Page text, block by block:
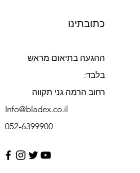
כתובתינו
ההגעה בתיאום מראש
בלבד:
רחוב הרמה גני תקווה
Info@bladex.co.il
052-6399900​